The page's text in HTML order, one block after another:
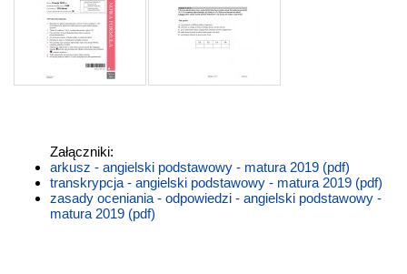
Załączniki:
arkusz - angielski podstawowy - matura 2019 (pdf)
transkrypcja - angielski podstawowy - matura 2019 (pdf)
zasady oceniania - odpowiedzi - angielski podstawowy -
matura 2019 (pdf)